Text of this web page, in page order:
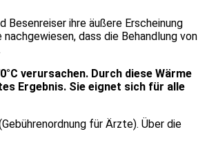
Besenreiser ihre äußere Erscheinung
dass die Behandlung von
verursachen. Durch diese Wärme
Ergebnis. Sie eignet sich für alle
für Ärzte). Über die